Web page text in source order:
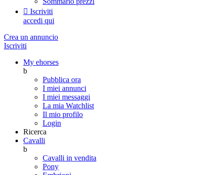
 Iscriviti
accedi qui
Crea un annuncio
Iscriviti
My ehorses
b
Pubblica ora
I miei annunci
I miei messaggi
La mia Watchlist
Il mio profilo
Login
Ricerca
Cavalli
b
Cavalli in vendita
Pony